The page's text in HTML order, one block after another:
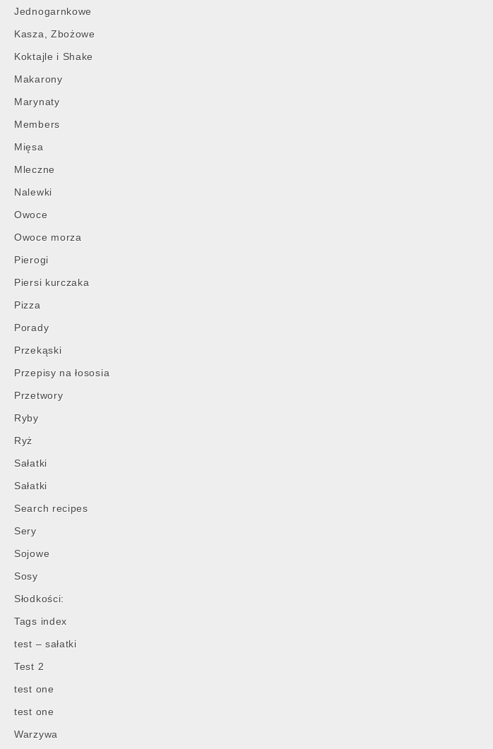
Jednogarnkowe
Kasza, Zbożowe
Koktajle i Shake
Makarony
Marynaty
Members
Mięsa
Mleczne
Nalewki
Owoce
Owoce morza
Pierogi
Piersi kurczaka
Pizza
Porady
Przekąski
Przepisy na łososia
Przetwory
Ryby
Ryż
Sałatki
Sałatki
Search recipes
Sery
Sojowe
Sosy
Słodkości:
Tags index
test – sałatki
Test 2
test one
test one
Warzywa